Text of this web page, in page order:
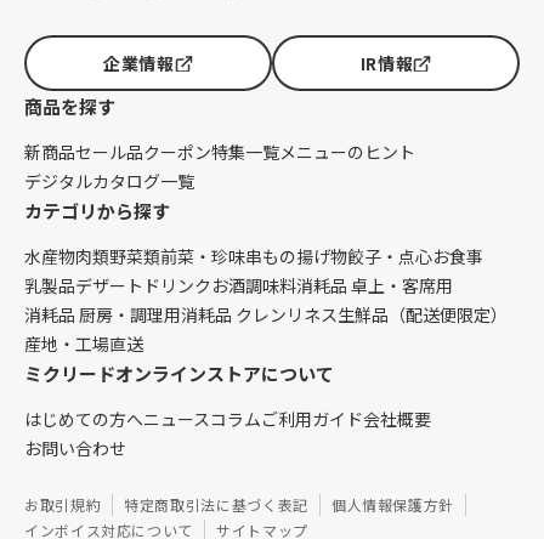
企業情報 IR情報
商品を探す
新商品セール品クーポン特集一覧メニューのヒント
デジタルカタログ一覧
カテゴリから探す
水産物肉類野菜類前菜・珍味串もの揚げ物餃子・点心お食事
乳製品デザート ドリンク お酒調味料消耗品 卓上・客席用
消耗品 厨房・調理用消耗品 クレンリネス生鮮品（配送便限定）
産地・工場直送
ミクリードオンラインストアについて
はじめての方へニュースコラムご利用ガイド会社概要
お問い合わせ
お取引規約 特定商取引法に基づく表記
個人情報保護方針
インボイス対応について
サイトマップ